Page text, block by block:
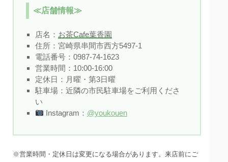
≪店舗情報≫
店名： お茶Cafe葉香園
住所：宮崎県串間市西方5497-1
電話番号：0987-74-1623
営業時間：10:00-16:00
定休日：月曜・第3日曜
駐車場：近隣の市民駐車場をご利用くださ
い
Instagram： @youkouen
※営業時間・定休日は変更になる場合があります。来店前にご